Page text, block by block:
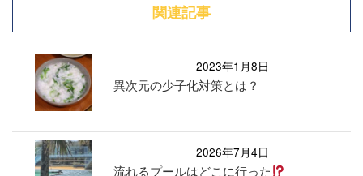
関連記事
2023年1月8日
異次元の少子化対策とは？
2026年7月4日
流れるプールはどこに行った